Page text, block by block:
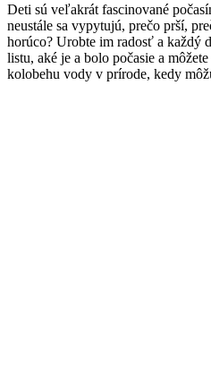
Deti sú veľakrát fascinované
neustále sa vypytujú, prečo prší,
horúco? Urobte im radosť a každý
listu, aké je a bolo počasie a
kolobehu vody v prírode, kedy